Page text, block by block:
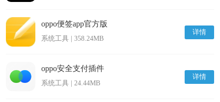
详情
oppo便签app官方版
系统工具 | 358.24MB
详情
oppo安全支付插件
系统工具 | 24.44MB